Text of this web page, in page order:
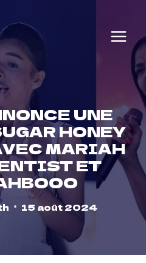
UNE
HONEY
MARIAH
ET
15 août 2024